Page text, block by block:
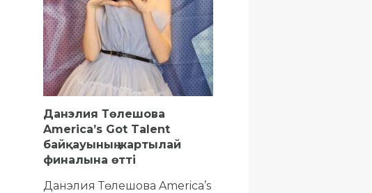
Данэлия Төлешова
America’s Got Talent
байқауының жартылай
финалына өтті
Данэлия Төлешова America’s